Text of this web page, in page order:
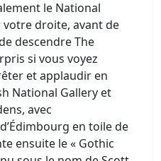
le National
droite, avant de
descendre The
si vous voyez
et applaudir en
National Gallery et
avec
en toile de
ensuite le « Gothic